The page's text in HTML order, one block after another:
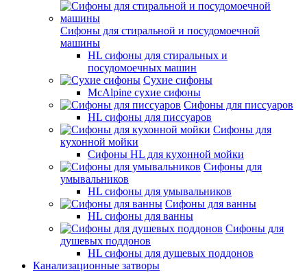
Сифоны для стиральной и посудомоечной
машины
HL сифоны для стиральных и
посудомоечных машин
Сухие сифоны
McAlpine сухие сифоны
Сифоны для писсуаров
HL сифоны для писсуаров
Сифоны для
кухонной мойки
Сифоны HL для кухонной мойки
Сифоны для
умывальников
HL сифоны для умывальников
Сифоны для ванны
HL сифоны для ванны
Сифоны для
душевых поддонов
HL сифоны для душевых поддонов
Канализационные затворы